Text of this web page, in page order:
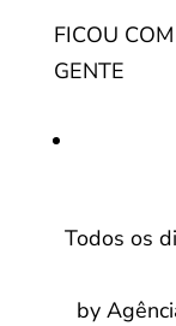
FICOU
GENTE
Todos os
by